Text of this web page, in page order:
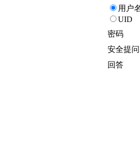
用户
UID
密码
安全提问
回答